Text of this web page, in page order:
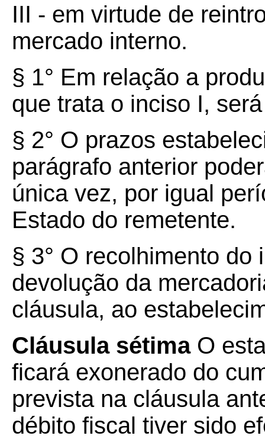
III - em virtude de
mercado interno.
§ 1° Em relação a
que trata o inciso I,
§ 2° O prazos
parágrafo anterior
única vez, por igual
Estado do remetente.
§ 3° O recolhimento
devolução da
cláusula, ao
Cláusula sétimaO
ficará exonerado do
prevista na cláusula
débito fiscal tiver sido